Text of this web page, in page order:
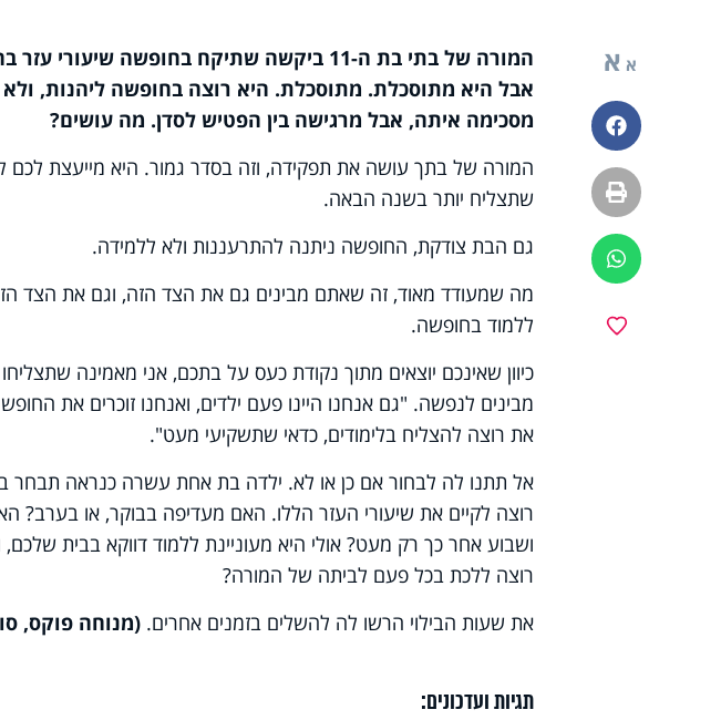
א א
פייסבוק
הדפסה
ווטסאפ
המורה של בתי בת ה-11 ביקשה שתיקח בחופשה
אבל היא מתוסכלת. מתוסכלת. היא רוצה בחופשה ליהנות, ולא
מסכימה איתה, אבל מרגישה בין הפטיש לסדן. מה עושים?
המורה של בתך עושה את תפקידה, וזה בסדר גמור. היא מייעצת לכם
שתצליח יותר בשנה הבאה.
גם הבת צודקת, החופשה ניתנה להתרעננות ולא ללמידה.
מה שמעודד מאוד, זה שאתם מבינים גם את הצד הזה, וגם את הצד
ללמוד בחופשה.
כיוון שאינכם יוצאים מתוך נקודת כעס על בתכם, אני מאמינה
מבינים לנפשה. "גם אנחנו היינו פעם ילדים, ואנחנו זוכרים את
את רוצה להצליח בלימודים, כדאי שתשקיעי מעט".
אל תתנו לה לבחור אם כן או לא. ילדה בת אחת עשרה כנראה תבחר
רוצה לקיים את שיעורי העזר הללו. האם מעדיפה בבוקר, או
ושבוע אחר כך רק מעט? אולי היא מעוניינת ללמוד דווקא בבית
רוצה ללכת בכל פעם לביתה של המורה?
את שעות הבילוי הרשו לה להשלים בזמנים אחרים. (מנוחה פוקס,
תגיות ועדכונים: